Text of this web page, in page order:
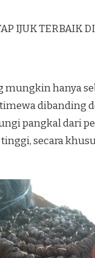
IJUK
mungkin hanya
dibanding
pangkal dari
secara